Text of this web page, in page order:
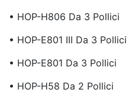
• HOP-H806 Da 3 Pollici
• HOP-E801 III Da 3 Pollici
• HOP-E801 Da 3 Pollici
• HOP-H58 Da 2 Pollici